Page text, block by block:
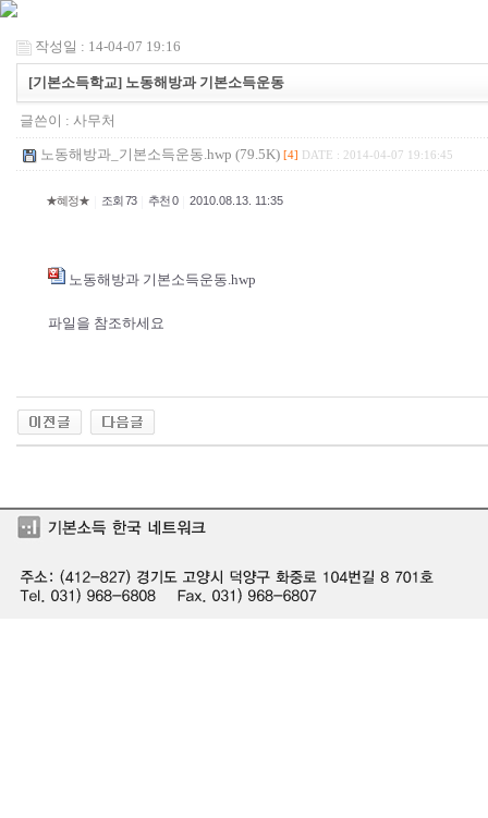
작성일 : 14-04-07 19:16
[기본소득학교] 노동해방과 기본소득운동
글쓴이 : 사무처
노동해방과_기본소득운동.hwp (79.5K) [4] DATE : 2014-04-07 19:16:45
★혜정★ 조회 73 추천 0 2010.08.13. 11:35
노동해방과 기본소득운동.hwp
파일을 참조하세요